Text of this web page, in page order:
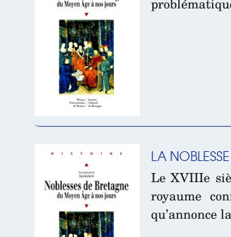
LA
Le XVIIIe
royaume
qu’annonce